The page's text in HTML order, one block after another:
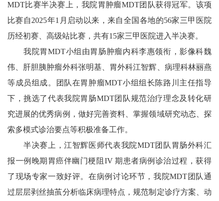
MDT比赛半决赛上，我院胃肿瘤MDT团队获得冠军。该项
比赛自2025年1月启动以来，来自全国各地的56家三甲医院
历经初赛、高级站比赛，共有15家三甲医院进入半决赛。
我院胃MDT小组由胃肠肿瘤内科李惠领衔，影像科魏
伟、肝胆胰肿瘤外科张明基、胃外科江智辉、病理科林丽燕
等成员组成。团队在胃肿瘤MDT小组组长陈路川主任指导
下，挑选了代表我院胃肠MDT团队规范治疗理念及转化研
究进展的优秀病例，做好完善资料、掌握领域研究动态、探
索多模式诊治要点等积极准备工作。
半决赛上，江智辉医师代表我院MDT团队胃肠外科汇
报一例晚期胃癌伴幽门梗阻IV 期患者病例诊治过程，获得
了现场专家一致好评。在病例讨论环节，我院MDT团队通
过层层剥丝抽茧分析临床病理特点，规范制定诊疗方案、动